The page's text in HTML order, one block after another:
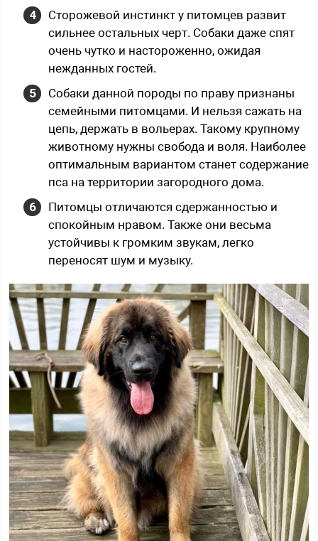
Сторожевой инстинкт у питомцев развит
сильнее остальных черт. Собаки даже спят
очень чутко и настороженно, ожидая
нежданных гостей.
Собаки данной породы по праву признаны
семейными питомцами. И нельзя сажать на
цепь, держать в вольерах. Такому крупному
животному нужны свобода и воля. Наиболее
оптимальным вариантом станет содержание
пса на территории загородного дома.
Питомцы отличаются сдержанностью и
спокойным нравом. Также они весьма
устойчивы к громким звукам, легко
переносят шум и музыку.